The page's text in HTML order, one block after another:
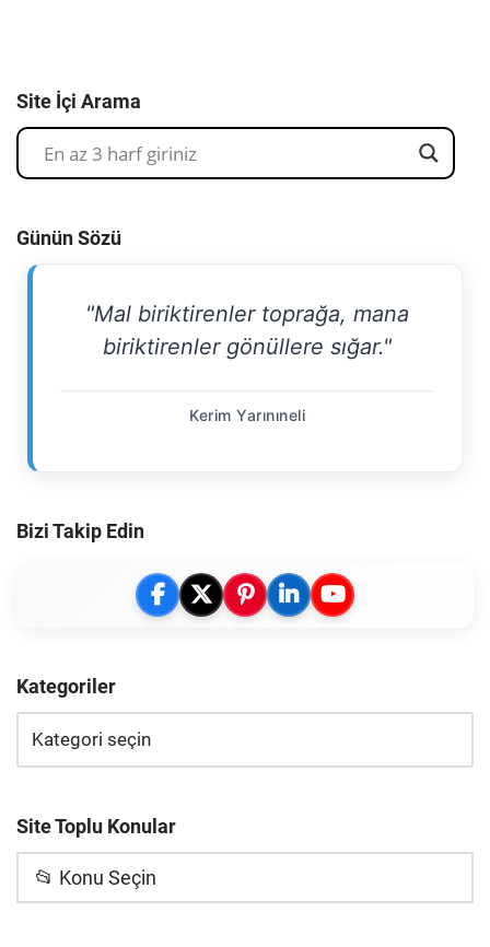
Site İçi Arama
Günün Sözü
"Mal biriktirenler toprağa, mana
biriktirenler gönüllere sığar."
Kerim Yarınıneli
Bizi Takip Edin
Kategoriler
Site Toplu Konular
📂 Konu Seçin